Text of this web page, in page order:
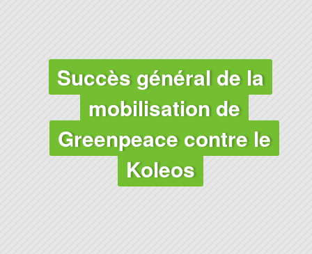
CLIMAT
Succès général de la
mobilisation de
Greenpeace contre le
Koleos